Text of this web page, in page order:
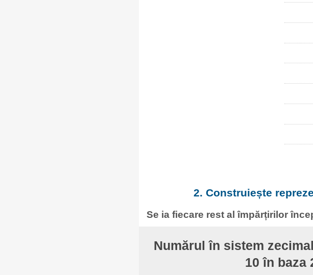
2. Construiește
Se ia fiecare rest al împărțirilor
Numărul în sistem
10 în baza